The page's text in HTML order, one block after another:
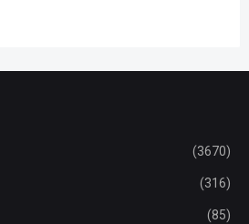
(3670)
(316)
(85)